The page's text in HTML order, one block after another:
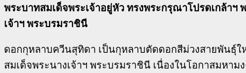
พระบาทสมเด็จพระเจ้าอยู่หัว ทรงพระกรุณาโปรดเกล้า
เจ้าฯ พระบรมราชินี
ดอกกุหลาบควีนสุทิดา เป็นกุหลาบตัดดอกสีม่วงสายพันธุ์ใ
สมเด็จพระนางเจ้าฯ พระบรมราชินี เนื่องในโอกาสมห